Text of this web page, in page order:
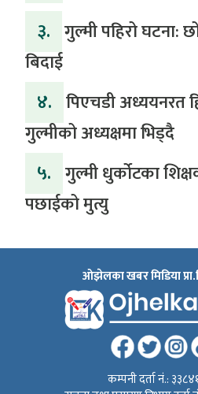
३. गुल्मी पहिरो घटना:
बिदाई
४. पिएचडी अध्ययनरत
गुल्मीको अध्यक्षमा भिड्दै
५. गुल्मी धुर्कोटका
पछाईको मुत्यु
ओझेलका खबर मिडिया
कम्पनी दर्ता नं.: